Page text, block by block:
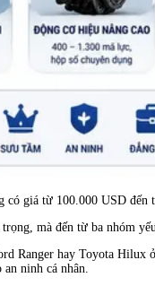
giá từ 100.000 USD
mà đến từ ba nhóm
Ranger hay Toyota
ninh cá nhân.